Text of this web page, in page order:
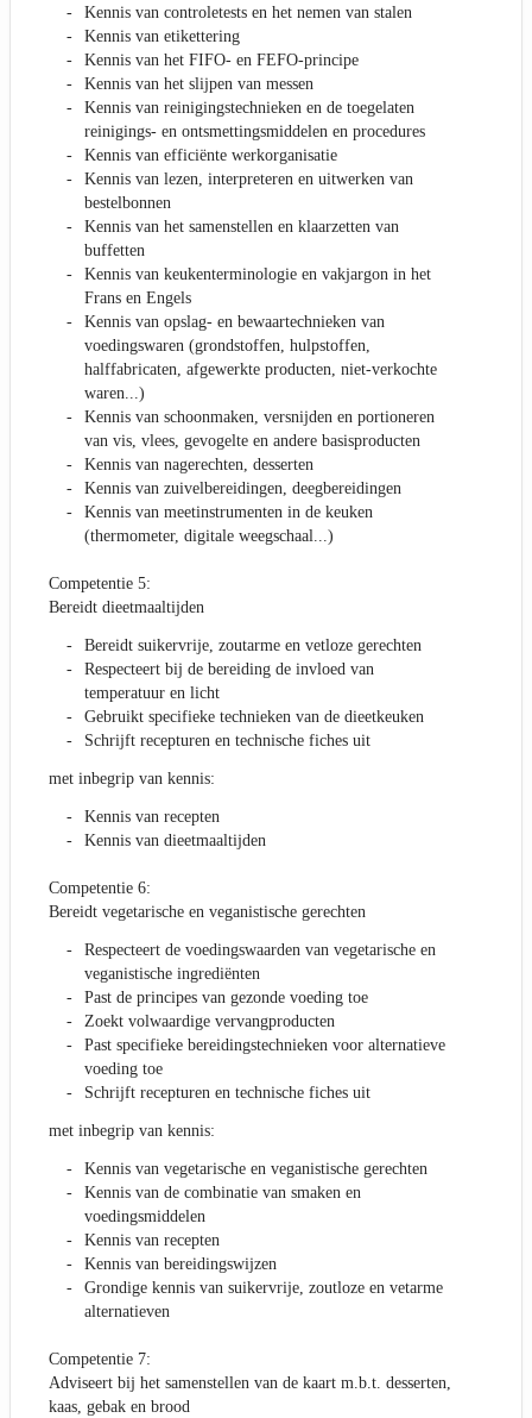
Kennis van controletests en het nemen van stalen
Kennis van etikettering
Kennis van het FIFO- en FEFO-principe
Kennis van het slijpen van messen
Kennis van reinigingstechnieken en de toegelaten
reinigings- en ontsmettingsmiddelen en procedures
Kennis van efficiënte werkorganisatie
Kennis van lezen, interpreteren en uitwerken van
bestelbonnen
Kennis van het samenstellen en klaarzetten van
buffetten
Kennis van keukenterminologie en vakjargon in het
Frans en Engels
Kennis van opslag- en bewaartechnieken van
voedingswaren (grondstoffen, hulpstoffen,
halffabricaten, afgewerkte producten, niet-verkochte
waren...)
Kennis van schoonmaken, versnijden en portioneren
van vis, vlees, gevogelte en andere basisproducten
Kennis van nagerechten, desserten
Kennis van zuivelbereidingen, deegbereidingen
Kennis van meetinstrumenten in de keuken
(thermometer, digitale weegschaal...)
Competentie 5:
Bereidt dieetmaaltijden
Bereidt suikervrije, zoutarme en vetloze gerechten
Respecteert bij de bereiding de invloed van
temperatuur en licht
Gebruikt specifieke technieken van de dieetkeuken
Schrijft recepturen en technische fiches uit
met inbegrip van kennis:
Kennis van recepten
Kennis van dieetmaaltijden
Competentie 6:
Bereidt vegetarische en veganistische gerechten
Respecteert de voedingswaarden van vegetarische en
veganistische ingrediënten
Past de principes van gezonde voeding toe
Zoekt volwaardige vervangproducten
Past specifieke bereidingstechnieken voor alternatieve
voeding toe
Schrijft recepturen en technische fiches uit
met inbegrip van kennis:
Kennis van vegetarische en veganistische gerechten
Kennis van de combinatie van smaken en
voedingsmiddelen
Kennis van recepten
Kennis van bereidingswijzen
Grondige kennis van suikervrije, zoutloze en vetarme
alternatieven
Competentie 7:
Adviseert bij het samenstellen van de kaart m.b.t. desserten,
kaas, gebak en brood